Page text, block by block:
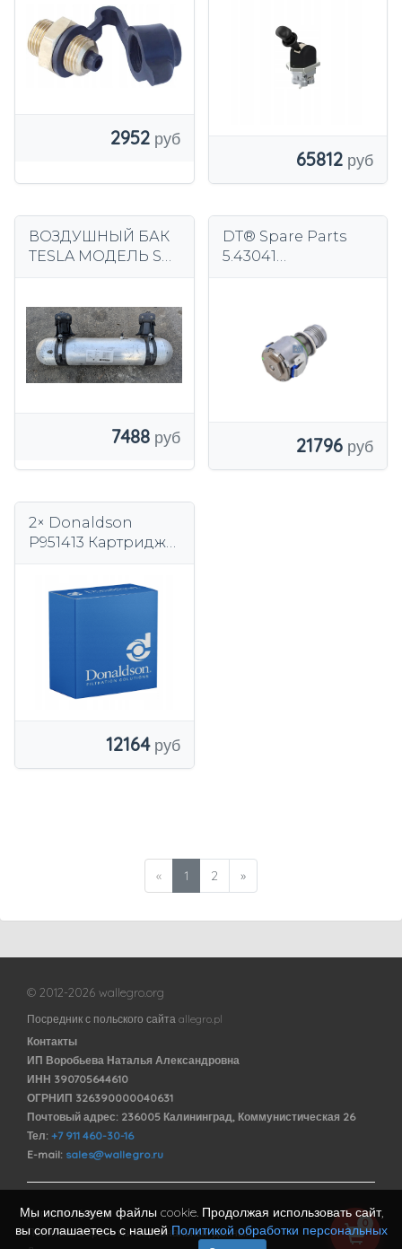
2952
65812
ВОЗДУШНЫЙ БАК
TESLA МОДЕЛЬ S
7488
DT® Spare Parts
5.43041
21796
2× Donaldson
P951413 Картридж
пневматическая
установка
12164
« 1 2 »
© 2012-2026 wallegro.org
Посредник с польского сайта allegro.pl
Контакты
ИП Воробьева Наталья Александровна
ИНН 390705644610
ОГРНИП 326390000040631
Почтовый адрес: 236005 Калининград, Коммунистическая 26
Тел: +7 911 460-30-16
E-mail: sales@wallegro.ru
Договор оферты
Политика обработки персональных данных
0
Мы используем файлы cookie. Продолжая использовать сайт,
вы соглашаетесь с нашей Политикой обработки персональных